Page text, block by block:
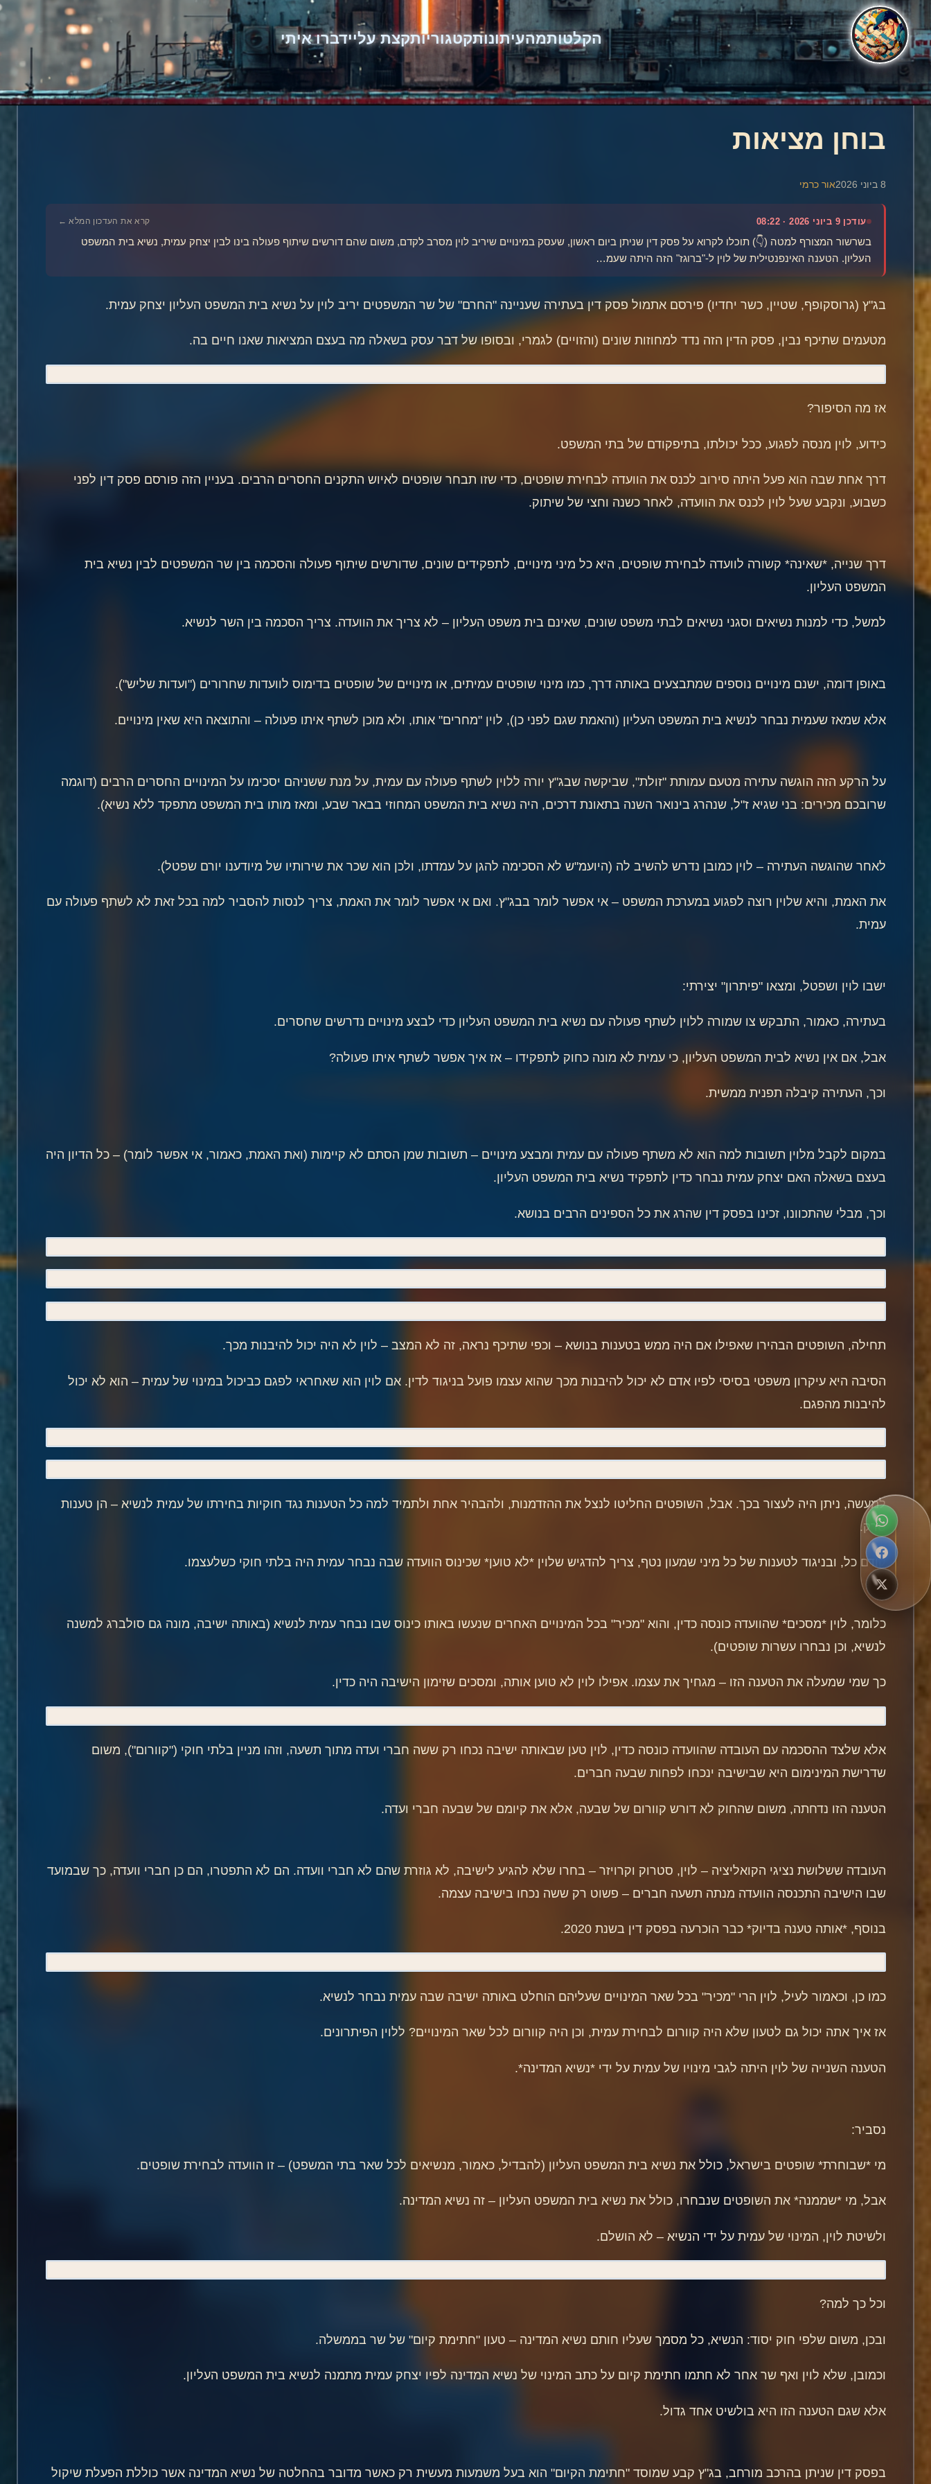
הקלטותמהעיתונותקטגוריותקצת עליידברו איתי
בוחן מציאות
8 ביוני 2026 אור כרמי
עודכן 9 ביוני 2026 · 08:22 קרא את העדכון המלא ←
בשרשור המצורף למטה (👇) תוכלו לקרוא על פסק דין שניתן ביום ראשון, שעסק במינויים שיריב לוין מסרב לקדם, משום שהם דורשים שיתוף פעולה בינו לבין יצחק עמית, נשיא בית המשפט
העליון. הטענה האינפנטילית של לוין ל-"ברוגז" הזה היתה שעמ…
בג"ץ (גרוסקופף, שטיין, כשר יחדיו) פירסם אתמול פסק דין בעתירה שעניינה "החרם" של שר המשפטים יריב לוין על נשיא בית המשפט העליון יצחק עמית.
מטעמים שתיכף נבין, פסק הדין הזה נדד למחוזות שונים (והזויים) לגמרי, ובסופו של דבר עסק בשאלה מה בעצם המציאות שאנו חיים בה.
אז מה הסיפור?
כידוע, לוין מנסה לפגוע, ככל יכולתו, בתיפקודם של בתי המשפט.
דרך אחת שבה הוא פעל היתה סירוב לכנס את הוועדה לבחירת שופטים, כדי שזו תבחר שופטים לאיוש התקנים החסרים הרבים. בעניין הזה פורסם פסק דין לפני
כשבוע, ונקבע שעל לוין לכנס את הוועדה, לאחר כשנה וחצי של שיתוק.
דרך שנייה, *שאינה* קשורה לוועדה לבחירת שופטים, היא כל מיני מינויים, לתפקידים שונים, שדורשים שיתוף פעולה והסכמה בין שר המשפטים לבין נשיא בית
המשפט העליון.
למשל, כדי למנות נשיאים וסגני נשיאים לבתי משפט שונים, שאינם בית משפט העליון – לא צריך את הוועדה. צריך הסכמה בין השר לנשיא.
באופן דומה, ישנם מינויים נוספים שמתבצעים באותה דרך, כמו מינוי שופטים עמיתים, או מינויים של שופטים בדימוס לוועדות שחרורים ("ועדות שליש").
אלא שמאז שעמית נבחר לנשיא בית המשפט העליון (והאמת שגם לפני כן), לוין "מחרים" אותו, ולא מוכן לשתף איתו פעולה – והתוצאה היא שאין מינויים.
על הרקע הזה הוגשה עתירה מטעם עמותת "זולת", שביקשה שבג"ץ יורה ללוין לשתף פעולה עם עמית, על מנת ששניהם יסכימו על המינויים החסרים הרבים (דוגמה
שרובכם מכירים: בני שגיא ז"ל, שנהרג בינואר השנה בתאונת דרכים, היה נשיא בית המשפט המחוזי בבאר שבע, ומאז מותו בית המשפט מתפקד ללא נשיא).
לאחר שהוגשה העתירה – לוין כמובן נדרש להשיב לה (היועמ"ש לא הסכימה להגן על עמדתו, ולכן הוא שכר את שירותיו של מיודענו יורם שפטל).
את האמת, והיא שלוין רוצה לפגוע במערכת המשפט – אי אפשר לומר בבג"ץ. ואם אי אפשר לומר את האמת, צריך לנסות להסביר למה בכל זאת לא לשתף פעולה עם
עמית.
ישבו לוין ושפטל, ומצאו "פיתרון" יצירתי:
בעתירה, כאמור, התבקש צו שמורה ללוין לשתף פעולה עם נשיא בית המשפט העליון כדי לבצע מינויים נדרשים שחסרים.
אבל, אם אין נשיא לבית המשפט העליון, כי עמית לא מונה כחוק לתפקידו – אז איך אפשר לשתף איתו פעולה?
וכך, העתירה קיבלה תפנית ממשית.
במקום לקבל מלוין תשובות למה הוא לא משתף פעולה עם עמית ומבצע מינויים – תשובות שמן הסתם לא קיימות (ואת האמת, כאמור, אי אפשר לומר) – כל הדיון היה
בעצם בשאלה האם יצחק עמית נבחר כדין לתפקיד נשיא בית המשפט העליון.
וכך, מבלי שהתכוונו, זכינו בפסק דין שהרג את כל הספינים הרבים בנושא.
תחילה, השופטים הבהירו שאפילו אם היה ממש בטענות בנושא – וכפי שתיכף נראה, זה לא המצב – לוין לא היה יכול להיבנות מכך.
הסיבה היא עיקרון משפטי בסיסי לפיו אדם לא יכול להיבנות מכך שהוא עצמו פועל בניגוד לדין. אם לוין הוא שאחראי לפגם כביכול במינוי של עמית – הוא לא יכול
להיבנות מהפגם.
למעשה, ניתן היה לעצור בכך. אבל, השופטים החליטו לנצל את ההזדמנות, ולהבהיר אחת ולתמיד למה כל הטענות נגד חוקיות בחירתו של עמית לנשיא – הן טענות
סרק.
קודם כל, ובניגוד לטענות של כל מיני שמעון נטף, צריך להדגיש שלוין *לא טוען* שכינוס הוועדה שבה נבחר עמית היה בלתי חוקי כשלעצמו.
כלומר, לוין *מסכים* שהוועדה כונסה כדין, והוא "מכיר" בכל המינויים האחרים שנעשו באותו כינוס שבו נבחר עמית לנשיא (באותה ישיבה, מונה גם סולברג למשנה
לנשיא, וכן נבחרו עשרות שופטים).
כך שמי שמעלה את הטענה הזו – מגחיך את עצמו. אפילו לוין לא טוען אותה, ומסכים שזימון הישיבה היה כדין.
אלא שלצד ההסכמה עם העובדה שהוועדה כונסה כדין, לוין טען שבאותה ישיבה נכחו רק ששה חברי ועדה מתוך תשעה, וזהו מניין בלתי חוקי ("קוורום"), משום
שדרישת המינימום היא שבישיבה ינכחו לפחות שבעה חברים.
הטענה הזו נדחתה, משום שהחוק לא דורש קוורום של שבעה, אלא את קיומם של שבעה חברי ועדה.
העובדה ששלושת נציגי הקואליציה – לוין, סטרוק וקרויזר – בחרו שלא להגיע לישיבה, לא גוזרת שהם לא חברי וועדה. הם לא התפטרו, הם כן חברי וועדה, כך שבמועד
שבו הישיבה התכנסה הוועדה מנתה תשעה חברים – פשוט רק ששה נכחו בישיבה עצמה.
בנוסף, *אותה טענה בדיוק* כבר הוכרעה בפסק דין בשנת 2020.
כמו כן, וכאמור לעיל, לוין הרי "מכיר" בכל שאר המינויים שעליהם הוחלט באותה ישיבה שבה עמית נבחר לנשיא.
אז איך אתה יכול גם לטעון שלא היה קוורום לבחירת עמית, וכן היה קוורום לכל שאר המינויים? ללוין הפיתרונים.
הטענה השנייה של לוין היתה לגבי מינויו של עמית על ידי *נשיא המדינה*.
נסביר:
מי *שבוחרת* שופטים בישראל, כולל את נשיא בית המשפט העליון (להבדיל, כאמור, מנשיאים לכל שאר בתי המשפט) – זו הוועדה לבחירת שופטים.
אבל, מי *שממנה* את השופטים שנבחרו, כולל את נשיא בית המשפט העליון – זה נשיא המדינה.
ולשיטת לוין, המינוי של עמית על ידי הנשיא – לא הושלם.
וכל כך למה?
ובכן, משום שלפי חוק יסוד: הנשיא, כל מסמך שעליו חותם נשיא המדינה – טעון "חתימת קיום" של שר בממשלה.
וכמובן, שלא לוין ואף שר אחר לא חתמו חתימת קיום על כתב המינוי של נשיא המדינה לפיו יצחק עמית מתמנה לנשיא בית המשפט העליון.
אלא שגם הטענה הזו היא בולשיט אחד גדול.
בפסק דין שניתן בהרכב מורחב, בג"ץ קבע שמוסד "חתימת הקיום" הוא בעל משמעות מעשית רק כאשר מדובר בהחלטה של נשיא המדינה אשר כוללת הפעלת שיקול